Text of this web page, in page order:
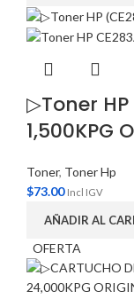
▷Toner HP
1,500KPG
Toner, Toner Hp
$73.00 Incl IGV
AÑADIR AL
OFERTA